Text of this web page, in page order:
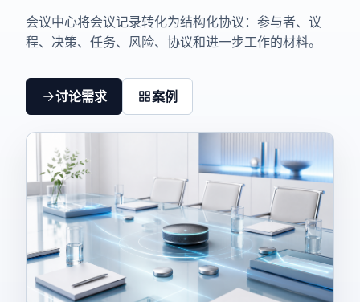
会议中心将会议记录转化为结构化协议：参与者、议
程、决策、任务、风险、协议和进一步工作的材料。
讨论需求 案例